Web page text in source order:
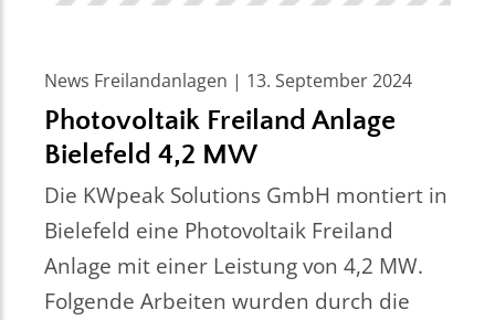
News Freilandanlagen | 13. September 2024
Photovoltaik Freiland Anlage
Bielefeld 4,2 MW
Die KWpeak Solutions GmbH montiert in
Bielefeld eine Photovoltaik Freiland
Anlage mit einer Leistung von 4,2 MW.
Folgende Arbeiten wurden durch die